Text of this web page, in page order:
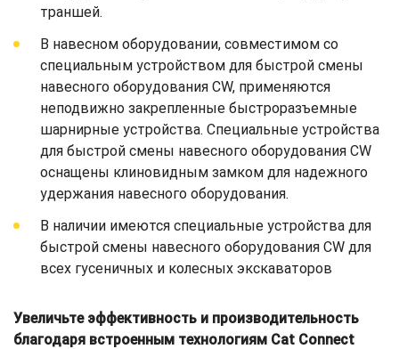
траншей.
В навесном оборудовании, совместимом со
специальным устройством для быстрой смены
навесного оборудования CW, применяются
неподвижно закрепленные быстроразъемные
шарнирные устройства. Специальные устройства
для быстрой смены навесного оборудования CW
оснащены клиновидным замком для надежного
удержания навесного оборудования.
В наличии имеются специальные устройства для
быстрой смены навесного оборудования CW для
всех гусеничных и колесных экскаваторов
Увеличьте эффективность и производительность
благодаря встроенным технологиям Cat Connect